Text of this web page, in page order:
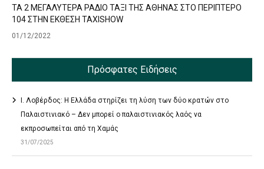
ΤΑ 2 ΜΕΓΑΛΥΤΕΡΑ ΡΑΔΙΟ ΤΑΞΙ ΤΗΣ ΑΘΗΝΑΣ ΣΤΟ ΠΕΡΙΠΤΕΡΟ
104 ΣΤΗΝ ΕΚΘΕΣΗ TAXISHOW
01/12/2022
Πρόσφατες Ειδήσεις
Ι. Λοβέρδος: Η Ελλάδα στηρίζει τη λύση των δύο κρατών στο
Παλαιστινιακό – Δεν μπορεί ο παλαιστινιακός λαός να
εκπροσωπείται από τη Χαμάς
31/07/2025